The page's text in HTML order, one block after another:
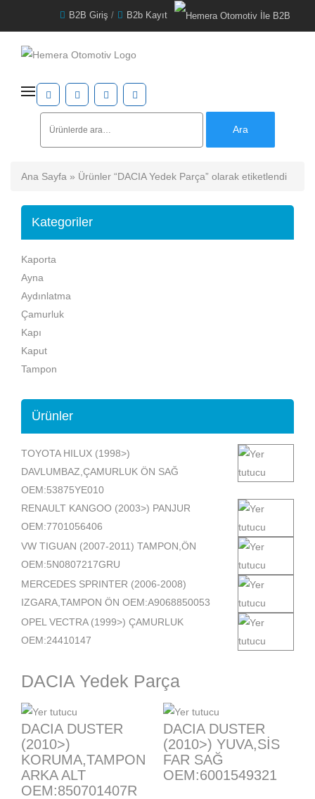
B2B Giriş / B2b Kayıt
Ara
Ana Sayfa » Ürünler “DACIA Yedek Parça” olarak etiketlendi
Kategoriler
Kaporta
Ayna
Aydınlatma
Çamurluk
Kapı
Kaput
Tampon
Ürünler
TOYOTA HILUX (1998>)
DAVLUMBAZ,ÇAMURLUK ÖN SAĞ
OEM:53875YE010
RENAULT KANGOO (2003>) PANJUR
OEM:7701056406
VW TIGUAN (2007-2011) TAMPON,ÖN
OEM:5N0807217GRU
MERCEDES SPRINTER (2006-2008)
IZGARA,TAMPON ÖN OEM:A9068850053
OPEL VECTRA (1999>) ÇAMURLUK
OEM:24410147
DACIA Yedek Parça
DACIA DUSTER
(2010>)
KORUMA,TAMPON
ARKA ALT
OEM:850701407R
DACIA DUSTER
(2010>) YUVA,SİS
FAR SAĞ
OEM:6001549321